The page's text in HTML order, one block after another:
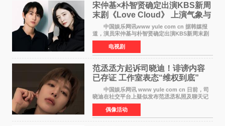
宋仲基×朴智贤确定出演KBS新周
末剧《Love Cloud》 上演气象与
诅咒交织的奇幻爱情
中国娱乐网讯www yule com cn 据韩媒报
道，演员宋仲基与朴智贤确定出演KBS新周末剧
《Love Cloud》，分别担任男女主角。该剧预计
将于明年播出，引发观众期待。 《Love
Cloud》讲述了一位
电视剧
范丞丞方起诉司晓迪！诽谤内容
已存证 工作室表态“维权到底”
中国娱乐网讯 www yule com cn 日前，司
晓迪在社交平台上疑似发布范丞丞私照及聊天记
录等内容，引发网络热议。大量网友对此展开讨
论，相关话题迅速登上热搜。 刚刚，范丞丞
对接号@到范
偶像活动